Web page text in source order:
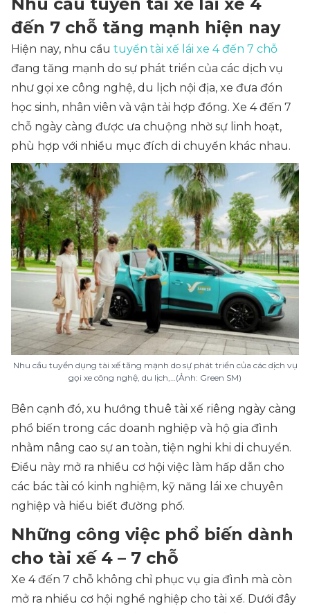
đến 7 chỗ tăng mạnh hiện nay
Hiện nay, nhu cầu tuyển tài xế lái xe 4 đến 7 chỗ
đang tăng mạnh do sự phát triển của các dịch vụ
như gọi xe công nghệ, du lịch nội địa, xe đưa đón
học sinh, nhân viên và vận tải hợp đồng. Xe 4 đến 7
chỗ ngày càng được ưa chuộng nhờ sự linh hoạt,
phù hợp với nhiều mục đích di chuyển khác nhau.
Nhu cầu tuyển dụng tài xế tăng mạnh do sự phát triển của các dịch vụ
gọi xe công nghệ, du lịch,…(Ảnh: Green SM)
Bên cạnh đó, xu hướng thuê tài xế riêng ngày càng
phổ biến trong các doanh nghiệp và hộ gia đình
nhằm nâng cao sự an toàn, tiện nghi khi di chuyển.
Điều này mở ra nhiều cơ hội việc làm hấp dẫn cho
các bác tài có kinh nghiệm, kỹ năng lái xe chuyên
nghiệp và hiểu biết đường phố.
Những công việc phổ biến dành
cho tài xế 4 – 7 chỗ
Xe 4 đến 7 chỗ không chỉ phục vụ gia đình mà còn
mở ra nhiều cơ hội nghề nghiệp cho tài xế. Dưới đây